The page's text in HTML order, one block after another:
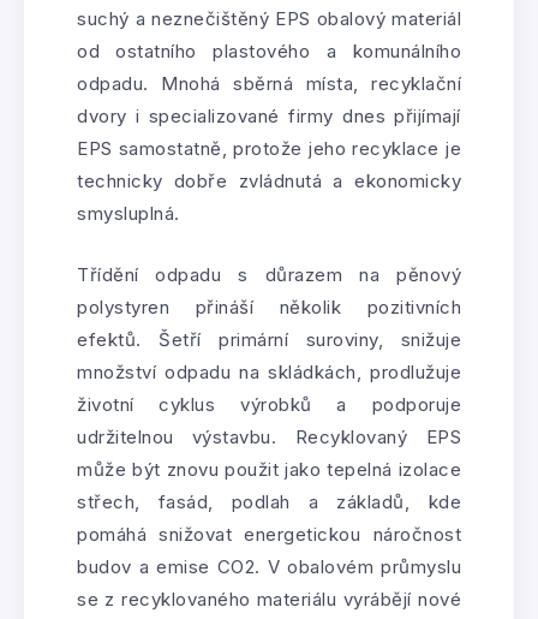
suchý a neznečištěný EPS obalový materiál
od ostatního plastového a komunálního
odpadu. Mnohá sběrná místa, recyklační
dvory i specializované firmy dnes přijímají
EPS samostatně, protože jeho recyklace je
technicky dobře zvládnutá a ekonomicky
smysluplná.
Třídění odpadu s důrazem na pěnový
polystyren přináší několik pozitivních
efektů. Šetří primární suroviny, snižuje
množství odpadu na skládkách, prodlužuje
životní cyklus výrobků a podporuje
udržitelnou výstavbu. Recyklovaný EPS
může být znovu použit jako tepelná izolace
střech, fasád, podlah a základů, kde
pomáhá snižovat energetickou náročnost
budov a emise CO2. V obalovém průmyslu
se z recyklovaného materiálu vyrábějí nové